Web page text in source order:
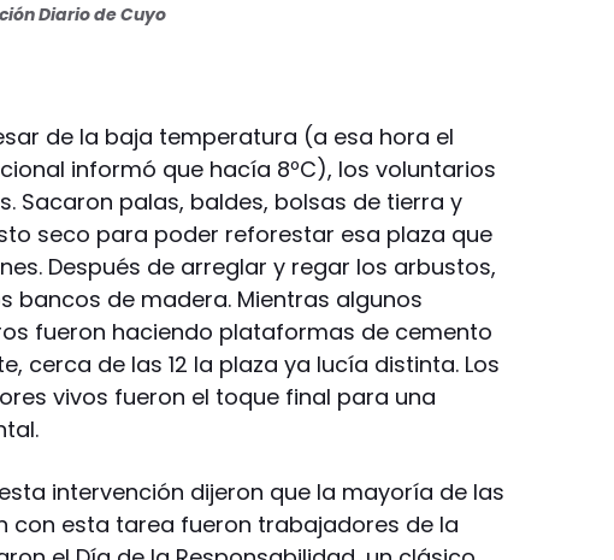
Diario de Cuyo
de la baja temperatura (a esa hora el
informó que hacía 8ºC), los voluntarios
Sacaron palas, baldes, bolsas de tierra y
seco para poder reforestar esa plaza que
Después de arreglar y regar los arbustos,
bancos de madera. Mientras algunos
fueron haciendo plataformas de cemento
cerca de las 12 la plaza ya lucía distinta. Los
vivos fueron el toque final para una
intervención dijeron que la mayoría de las
con esta tarea fueron trabajadores de la